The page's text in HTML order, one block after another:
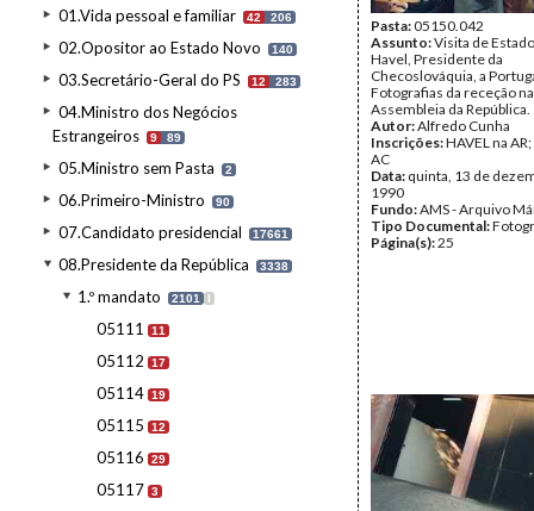
01.Vida pessoal e familiar 42 206
02.Opositor ao Estado Novo 140
03.Secretário-Geral do PS 12 283
04.Ministro dos Negócios
Estrangeiros
9 89
05.Ministro sem Pasta 2
06.Primeiro-Ministro 90
07.Candidato presidencial 17661
08.Presidente da República 3338
1.º mandato 2101 I
05111 11
05112 17
05114 19
05115 12
05116 29
05117 3
Pasta:05150.042
Assunto:Visita de
Havel, Presidente da
Checoslováquia, a
Fotografias da receção na
Assembleia da República.
Autor:Alfredo Cunha
Inscrições:HAVEL na
AC
Data: quinta, 13 de
1990
Fundo:AMS - Arquivo
Tipo Documental:
Página(s):25